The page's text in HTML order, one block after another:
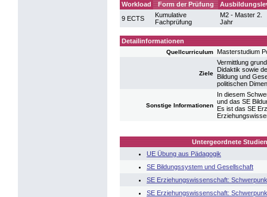
Workload Form der Prüfung
9 ECTS
Kumulative
Fachprüfung
M2 - Master 2.
Jahr
Detailinformationen
Quellcurriculum Masterstudium
Ziele
Vermittlung
Didaktik sowie
Bildung und
politischen
Sonstige Informationen
In diesem
und das SE
Es ist das SE
Untergeordnete
UE Übung aus Pädagogik
SE Bildungssystem und Gesellschaft
SE Erziehungswissenschaft:
SE Erziehungswissenschaft: